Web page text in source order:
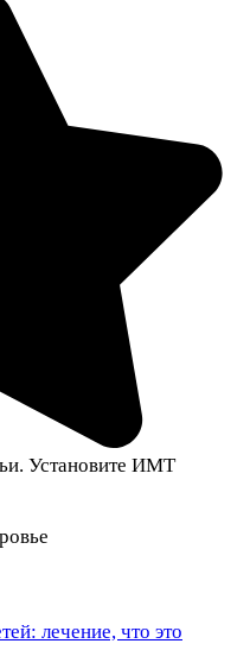
Установите ИМТ
лечение, что это